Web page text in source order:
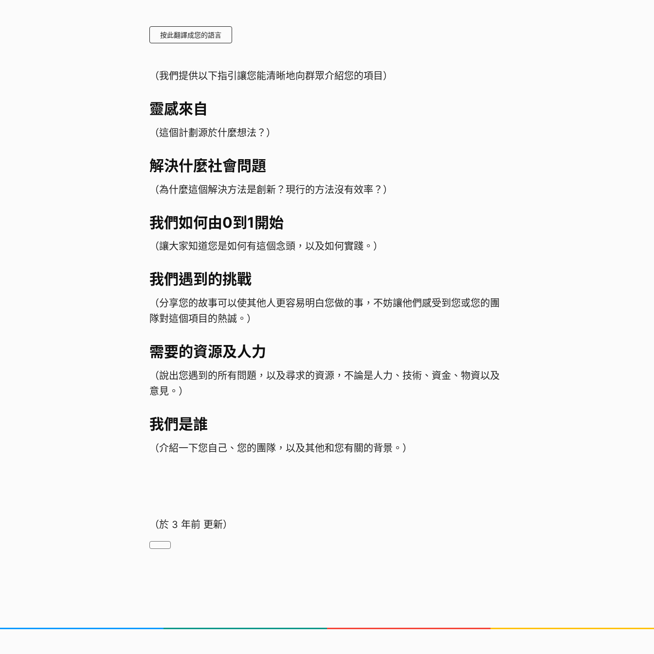
按此翻譯成您的語言
（我們提供以下指引讓您能清晰地向群眾介紹您的項目）
靈感來自
（這個計劃源於什麼想法？）
解決什麼社會問題
（為什麼這個解決方法是創新？現行的方法沒有效率？）
我們如何由0到1開始
（讓大家知道您是如何有這個念頭，以及如何實踐。）
我們遇到的挑戰
（分享您的故事可以使其他人更容易明白您做的事，不妨讓他們感受到您或您的團
隊對這個項目的熱誠。）
需要的資源及人力
（說出您遇到的所有問題，以及尋求的資源，不論是人力、技術、資金、物資以及
意見。）
我們是誰
（介紹一下您自己、您的團隊，以及其他和您有關的背景。）
（於 3 年前 更新）